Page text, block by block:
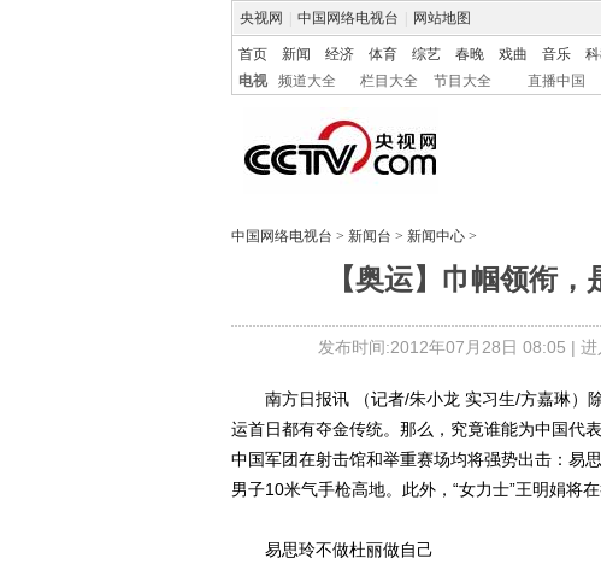
央视网 中国网络电视台 网站地图
首页 新闻 经济 体育 综艺 春晚 戏曲 音乐
电视
频道大全 栏目大全 节目大全 直播中国
中国网络电视台 > 新闻台 > 新闻中心 >
【奥运】巾帼领衔
发布时间:2012年07月28日 08:05 | 进
南方日报讯 （记者/朱小龙 实习生/方嘉琳）
运首日都有夺金传统。那么，究竟谁能为中国代
中国军团在射击馆和举重赛场均将强势出击：易
男子10米气手枪高地。此外，“女力士”王明娟将
易思玲不做杜丽做自己